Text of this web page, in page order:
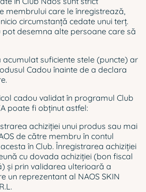
membrului care le înregistrează,
circumstanţă cedate unui terţ.
pot desemna alte persoane care să
acumulat suficiente stele (puncte) ar
Cadou înainte de a declara
cadou validat în programul Club
poate fi obținut astfel:
achiziţiei unui produs sau mai
de către membru în contul
în Club. Înregistrarea achiziţiei
cu dovada achiziției (bon fiscal
și prin validarea ulterioară a
un reprezentant al NAOS SKIN